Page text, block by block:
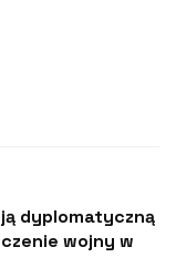
dyplomatyczną
wojny w